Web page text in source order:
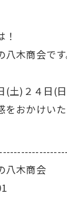
！
木商会です
(土)２４日(
をおかけい
八木商会